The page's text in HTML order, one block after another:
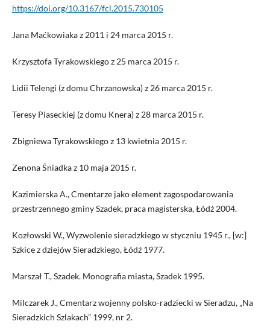
https://doi.org/10.3167/fcl.2015.730105
Jana Maćkowiaka z 2011 i 24 marca 2015 r.
Krzysztofa Tyrakowskiego z 25 marca 2015 r.
Lidii Telengi (z domu Chrzanowska) z 26 marca 2015 r.
Teresy Piaseckiej (z domu Knera) z 28 marca 2015 r.
Zbigniewa Tyrakowskiego z 13 kwietnia 2015 r.
Zenona Śniadka z 10 maja 2015 r.
Kazimierska A., Cmentarze jako element zagospodarowania
przestrzennego gminy Szadek, praca magisterska, Łódź 2004.
Kozłowski W., Wyzwolenie sieradzkiego w styczniu 1945 r., [w:]
Szkice z dziejów Sieradzkiego, Łódź 1977.
Marszał T., Szadek. Monografia miasta, Szadek 1995.
Milczarek J., Cmentarz wojenny polsko-radziecki w Sieradzu, „Na
Sieradzkich Szlakach” 1999, nr 2.